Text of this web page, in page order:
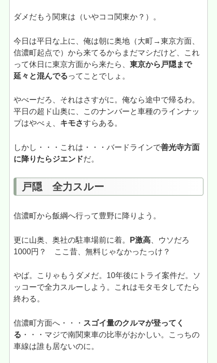
ダメだもう関東は（いやココ関東か？）。
今日は平日な上に、俺は朝に奥地（大町→東京方面、
信濃町起点で）から来てるからまだマシだけど、これ
って休日に東京方面から来たら、東京から戸隠まで
延々と混んでるってことでしょ。
やべーだろ、それはさすがに。俺なら途中で帰るわ。
平日の超ド山奥に、このナンバーと車種のラインナッ
プはやべぇ、 キモさすらある。
しかし・・・これは・・・バードラインで善光寺方面
に降りたらジエンドだ。
戸隠 全力スルー
信濃町から飯綱へ行って豊野に降りよう。
更に山奥、奥社の駐車場前に着。 P激高 、ウソだろ
1000円？ ここ昔、無料じゃなかったっけ？
やば。こりゃもうダメだ。10年後にトライ案件だ。ソ
ッコーで全力スルーしよう。これはモタモタしてたら
終わる。
信濃町方面へ・・・ スゴイ量のクルマが登ってく
る ・・・マジで南関東車の比率がおかしい。こっちの
車線は誰も居ないのに。